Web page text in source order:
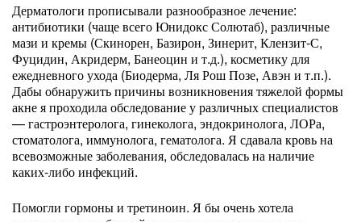
Дерматологи прописывали разнообразное лечение:
антибиотики (чаще всего Юнидокс Солютаб), различные
мази и кремы (Скинорен, Базирон, Зинерит, Клензит-С,
Фуцидин, Акридерм, Банеоцин и т.д.), косметику для
ежедневного ухода (Биодерма, Ля Рош Позе, Авэн и т.п.).
Дабы обнаружить причины возникновения тяжелой формы
акне я проходила обследование у различных специалистов
— гастроэнтеролога, гинеколога, эндокринолога, ЛОРа,
стоматолога, иммунолога, гематолога. Я сдавала кровь на
всевозможные заболевания, обследовалась на наличие
каких-либо инфекций.
Помогли гормоны и третиноин. Я бы очень хотела